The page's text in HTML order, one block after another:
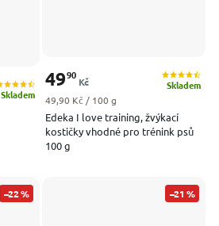
Skladem
Edeka I love training, žvýkací
kostičky vhodné pro trénink psů
100 g
Skladem
4990
Kč
Měrná cena:
49,90 Kč / 100 g
–22 % –21 %